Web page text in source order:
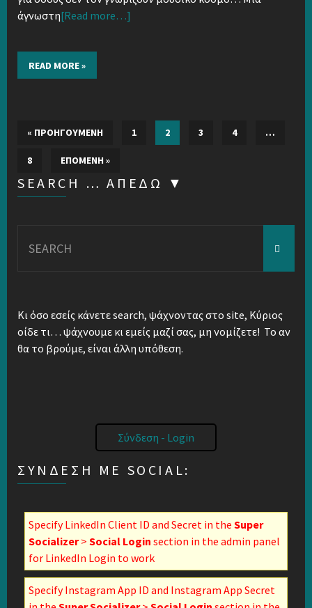
άγνωστη[Read more…]
READ MORE »
« ΠΡΟΗΓΟΎΜΕΝΗ 1 2 3 4 …
8 ΕΠΌΜΕΝΗ »
SEARCH … ΑΠΕΔΏ ▼
for:
Κι όσο εσείς κάνετε search, ψάχνοντας στο site, Κύριος
οίδε τι… ψάχνουμε κι εμείς μαζί σας, μη νομίζετε! Το αν
θα το βρούμε, είναι άλλη υπόθεση.
Σύνδεση - Login
ΣΎΝΔΕΣΗ ΜΕ SOCIAL:
Specify LinkedIn Client ID and Secret in the Super
Socializer> Social Login section in the admin panel
for LinkedIn Login to work
Specify Instagram App ID and Instagram App Secret